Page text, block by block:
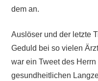
dem an.
Auslöser und der letzte
Geduld bei so vielen
war ein Tweet des
gesundheitlichen